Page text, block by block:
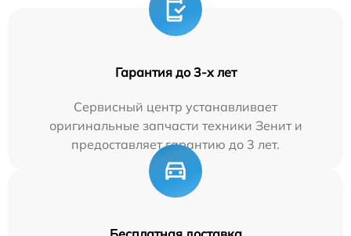
Гарантия до 3-х лет
Сервисный центр устанавливает
оригинальные запчасти техники Зенит и
предоставляет гарантию до 3 лет.